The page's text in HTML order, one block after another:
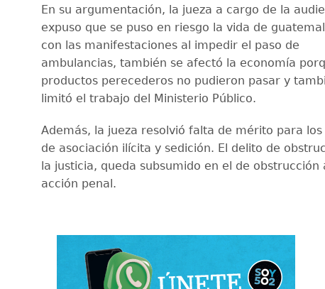
En su argumentación, la jueza a cargo de la
expuso que se puso en riesgo la vida de
con las manifestaciones al impedir el paso de
ambulancias, también se afectó la economía
productos perecederos no pudieron pasar y
limitó el trabajo del Ministerio Público.
Además, la jueza resolvió falta de mérito para los
de asociación ilícita y sedición. El delito de
la justicia, queda subsumido en el de obstrucción
acción penal.